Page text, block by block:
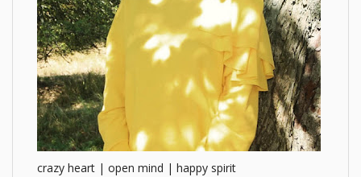
crazy heart | open mind | happy spirit